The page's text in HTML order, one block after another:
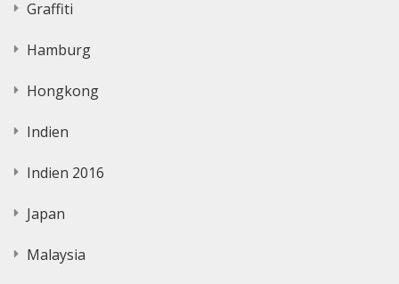
Graffiti
Hamburg
Hongkong
Indien
Indien 2016
Japan
Malaysia